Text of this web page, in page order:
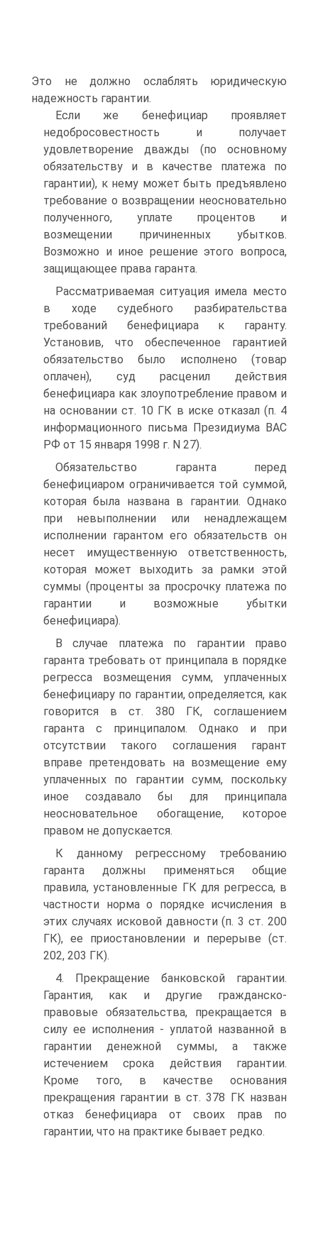
Это не должно ослаблять юридическую
надежность гарантии.
Если же бенефициар проявляет
недобросовестность и получает
удовлетворение дважды (по основному
обязательству и в качестве платежа по
гарантии), к нему может быть предъявлено
требование о возвращении неосновательно
полученного, уплате процентов и
возмещении причиненных убытков.
Возможно и иное решение этого вопроса,
защищающее права гаранта.
Рассматриваемая ситуация имела место
в ходе судебного разбирательства
требований бенефициара к гаранту.
Установив, что обеспеченное гарантией
обязательство было исполнено (товар
оплачен), суд расценил действия
бенефициара как злоупотребление правом и
на основании ст. 10 ГК в иске отказал (п. 4
информационного письма Президиума ВАС
РФ от 15 января 1998 г. N 27).
Обязательство гаранта перед
бенефициаром ограничивается той суммой,
которая была названа в гарантии. Однако
при невыполнении или ненадлежащем
исполнении гарантом его обязательств он
несет имущественную ответственность,
которая может выходить за рамки этой
суммы (проценты за просрочку платежа по
гарантии и возможные убытки
бенефициара).
В случае платежа по гарантии право
гаранта требовать от принципала в порядке
регресса возмещения сумм, уплаченных
бенефициару по гарантии, определяется, как
говорится в ст. 380 ГК, соглашением
гаранта с принципалом. Однако и при
отсутствии такого соглашения гарант
вправе претендовать на возмещение ему
уплаченных по гарантии сумм, поскольку
иное создавало бы для принципала
неосновательное обогащение, которое
правом не допускается.
К данному регрессному требованию
гаранта должны применяться общие
правила, установленные ГК для регресса, в
частности норма о порядке исчисления в
этих случаях исковой давности (п. 3 ст. 200
ГК), ее приостановлении и перерыве (ст.
202, 203 ГК).
4. Прекращение банковской гарантии.
Гарантия, как и другие гражданско-
правовые обязательства, прекращается в
силу ее исполнения - уплатой названной в
гарантии денежной суммы, а также
истечением срока действия гарантии.
Кроме того, в качестве основания
прекращения гарантии в ст. 378 ГК назван
отказ бенефициара от своих прав по
гарантии, что на практике бывает редко.